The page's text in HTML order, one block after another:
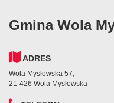
Gmina Wola
ADRES
Wola Mysłowska 57,
21-426 Wola Mysłowska